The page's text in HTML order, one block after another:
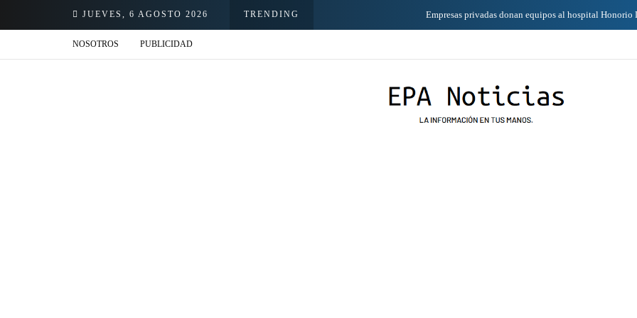
JUEVES, 6 AGOSTO 2026 TRENDING
se presentarán en el Jardín de la Cerveza Arequipeña Empresas privadas donan equipos al hospital Honorio Delgado para mejorar
NOSOTROS PUBLICIDAD